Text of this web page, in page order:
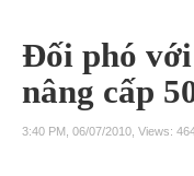
Đối phó
nâng cấp
3:40 PM, 06/07/2010, Views: